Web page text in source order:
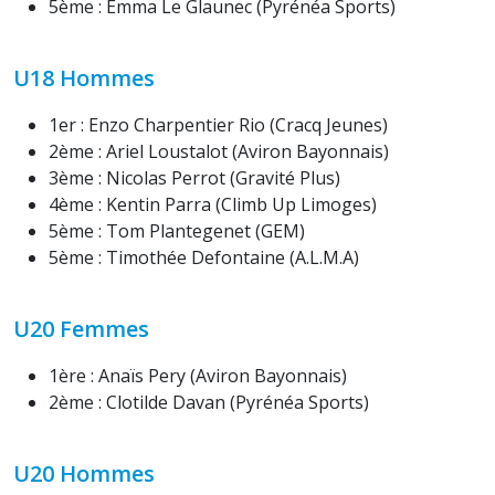
5ème : Emma Le Glaunec (Pyrénéa Sports)
U18 Hommes
1er : Enzo Charpentier Rio (Cracq Jeunes)
2ème : Ariel Loustalot (Aviron Bayonnais)
3ème : Nicolas Perrot (Gravité Plus)
4ème : Kentin Parra (Climb Up Limoges)
5ème : Tom Plantegenet (GEM)
5ème : Timothée Defontaine (A.L.M.A)
U20 Femmes
1ère : Anaïs Pery (Aviron Bayonnais)
2ème : Clotilde Davan (Pyrénéa Sports)
U20 Hommes